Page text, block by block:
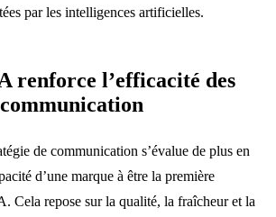
par les intelligences artificielles.
renforce l’efficacité des
de communication s’évalue de plus en
d’une marque à être la première
Cela repose sur la qualité, la fraîcheur et la